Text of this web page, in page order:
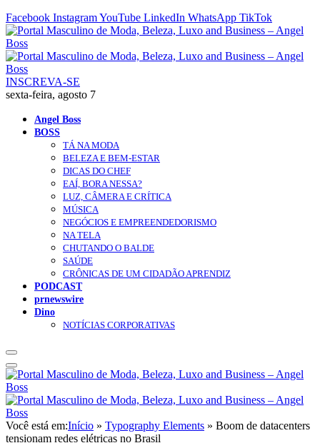
Facebook InstagramYouTube LinkedIn WhatsApp TikTok
INSCREVA-SE
sexta-feira, agosto 7
Angel Boss
BOSS
TÁ NA MODA
BELEZA E BEM-ESTAR
DICAS DO CHEF
EAÍ, BORA NESSA?
LUZ, CÂMERA E CRÍTICA
MÚSICA
NEGÓCIOS E EMPREENDEDORISMO
NA TELA
CHUTANDO O BALDE
SAÚDE
CRÔNICAS DE UM CIDADÃO APRENDIZ
PODCAST
prnewswire
Dino
NOTÍCIAS CORPORATIVAS
Você está em:Início » Typography Elements » Boom de datacenters
tensionam redes elétricas no Brasil